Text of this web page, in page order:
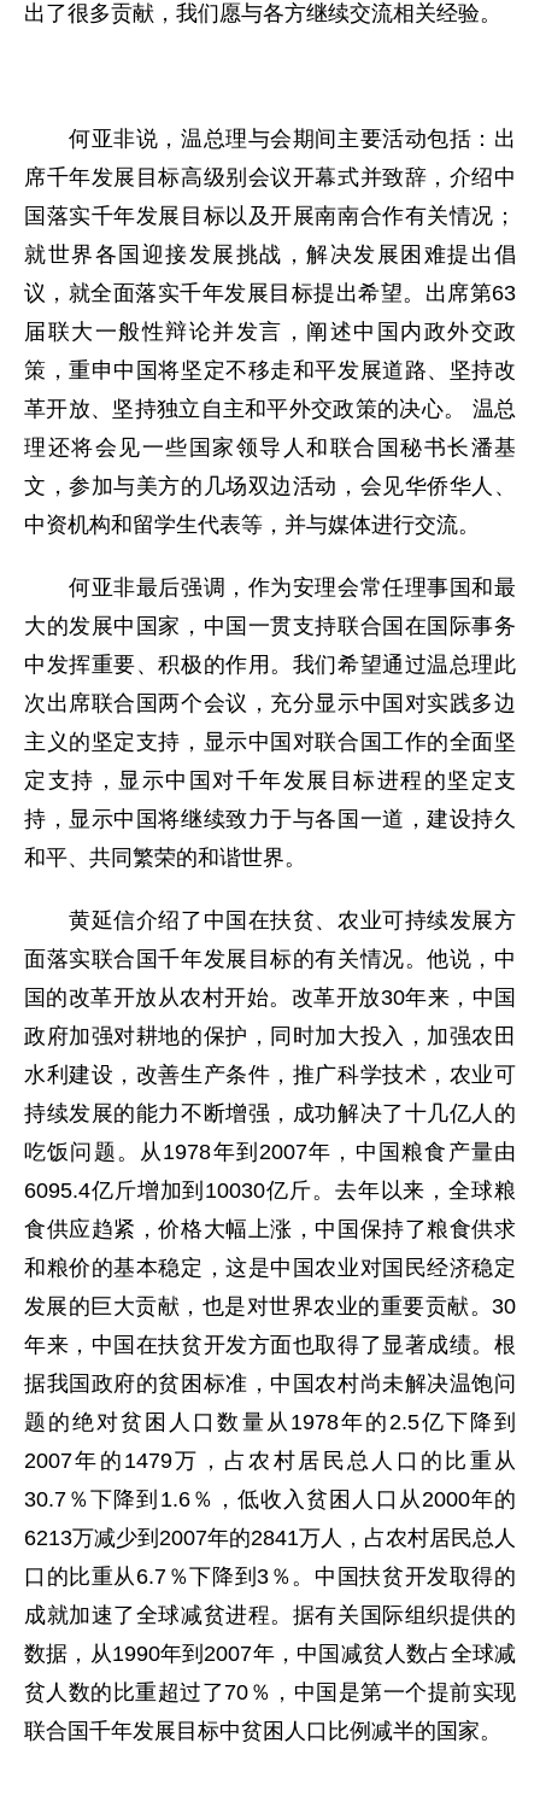
出了很多贡献，我们愿与各方继续交流相关经验。
何亚非说，温总理与会期间主要活动包括：出
席千年发展目标高级别会议开幕式并致辞，介绍中
国落实千年发展目标以及开展南南合作有关情况；
就世界各国迎接发展挑战，解决发展困难提出倡
议，就全面落实千年发展目标提出希望。出席第63
届联大一般性辩论并发言，阐述中国内政外交政
策，重申中国将坚定不移走和平发展道路、坚持改
革开放、坚持独立自主和平外交政策的决心。 温总
理还将会见一些国家领导人和联合国秘书长潘基
文，参加与美方的几场双边活动，会见华侨华人、
中资机构和留学生代表等，并与媒体进行交流。
何亚非最后强调，作为安理会常任理事国和最
大的发展中国家，中国一贯支持联合国在国际事务
中发挥重要、积极的作用。我们希望通过温总理此
次出席联合国两个会议，充分显示中国对实践多边
主义的坚定支持，显示中国对联合国工作的全面坚
定支持，显示中国对千年发展目标进程的坚定支
持，显示中国将继续致力于与各国一道，建设持久
和平、共同繁荣的和谐世界。
黄延信介绍了中国在扶贫、农业可持续发展方
面落实联合国千年发展目标的有关情况。他说，中
国的改革开放从农村开始。改革开放30年来，中国
政府加强对耕地的保护，同时加大投入，加强农田
水利建设，改善生产条件，推广科学技术，农业可
持续发展的能力不断增强，成功解决了十几亿人的
吃饭问题。从1978年到2007年，中国粮食产量由
6095.4亿斤增加到10030亿斤。去年以来，全球粮
食供应趋紧，价格大幅上涨，中国保持了粮食供求
和粮价的基本稳定，这是中国农业对国民经济稳定
发展的巨大贡献，也是对世界农业的重要贡献。30
年来，中国在扶贫开发方面也取得了显著成绩。根
据我国政府的贫困标准，中国农村尚未解决温饱问
题的绝对贫困人口数量从1978年的2.5亿下降到
2007年的1479万，占农村居民总人口的比重从
30.7％下降到1.6％，低收入贫困人口从2000年的
6213万减少到2007年的2841万人，占农村居民总人
口的比重从6.7％下降到3％。中国扶贫开发取得的
成就加速了全球减贫进程。据有关国际组织提供的
数据，从1990年到2007年，中国减贫人数占全球减
贫人数的比重超过了70％，中国是第一个提前实现
联合国千年发展目标中贫困人口比例减半的国家。